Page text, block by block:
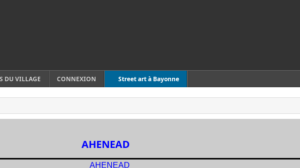
DU VILLAGE CONNEXION Street art à Bayonne
AHENEAD